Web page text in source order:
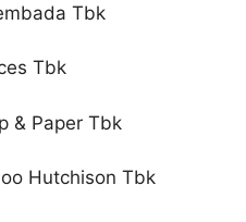
Tbk
Tbk
& Paper Tbk
Hutchison Tbk